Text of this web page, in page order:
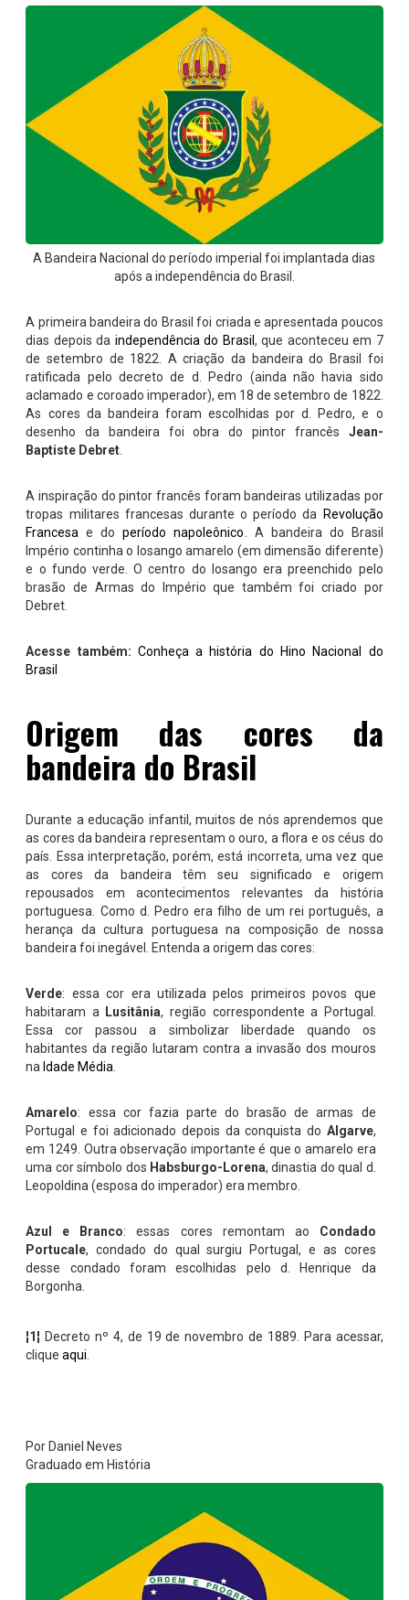
A Bandeira Nacional do período imperial foi implantada dias
após a independência do Brasil.
A primeira bandeira do Brasil foi criada e apresentada poucos
dias depois da independência do Brasil , que aconteceu em 7
de setembro de 1822. A criação da bandeira do Brasil foi
ratificada pelo decreto de d. Pedro (ainda não havia sido
aclamado e coroado imperador), em 18 de setembro de 1822.
As cores da bandeira foram escolhidas por d. Pedro, e o
desenho da bandeira foi obra do pintor francês Jean-
Baptiste Debret
A inspiração do pintor francês foram bandeiras utilizadas por
tropas militares francesas durante o período da
Revolução
Francesa e doperíodo napoleônico . A bandeira do Brasil
Império continha o losango amarelo (em dimensão diferente)
e o fundo verde. O centro do losango era preenchido pelo
brasão de Armas do Império que também foi criado por
Debret.
Acesse também: Conheça a história do Hino Nacional do
Brasil
Origem das cores da
bandeira do Brasil
Durante a educação infantil, muitos de nós aprendemos que
as cores da bandeira representam o ouro, a flora e os céus do
país. Essa interpretação, porém, está incorreta, uma vez que
as cores da bandeira têm seu significado e origem
repousados em acontecimentos relevantes da história
portuguesa. Como d. Pedro era filho de um rei português, a
herança da cultura portuguesa na composição de nossa
bandeira foi inegável. Entenda a origem das cores:
Verde: essa cor era utilizada pelos primeiros povos que
habitaram a
Lusitânia, região correspondente a Portugal.
Essa cor passou a simbolizar liberdade quando os
habitantes da região lutaram contra a invasão dos mouros
na Idade Média
Amarelo: essa cor fazia parte do brasão de armas de
Portugal e foi adicionado depois da conquista do Algarve,
em 1249. Outra observação importante é que o amarelo era
uma cor símbolo dos Habsburgo-Lorena, dinastia do qual d.
Leopoldina (esposa do imperador) era membro.
Azul e Branco: essas cores remontam ao Condado
Portucale, condado do qual surgiu Portugal, e as cores
desse condado foram escolhidas pelo d. Henrique da
Borgonha.
¦1¦ Decreto nº 4, de 19 de novembro de 1889. Para acessar,
cliqueaqui
Por Daniel Neves
Graduado em História